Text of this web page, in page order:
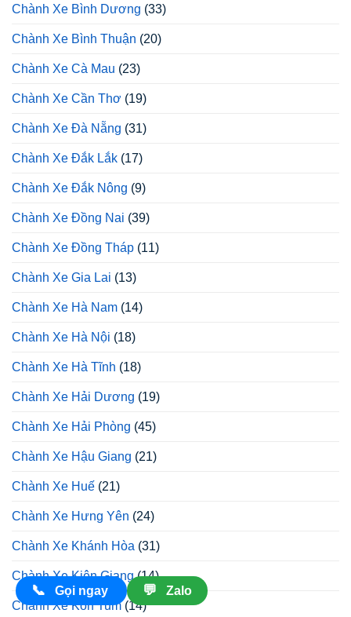
📞 Gọi ngay 💬 Zalo
Chành Xe Bình Dương (33)
Chành Xe Bình Thuận (20)
Chành Xe Cà Mau (23)
Chành Xe Cần Thơ (19)
Chành Xe Đà Nẵng (31)
Chành Xe Đắk Lắk (17)
Chành Xe Đắk Nông (9)
Chành Xe Đồng Nai (39)
Chành Xe Đồng Tháp (11)
Chành Xe Gia Lai (13)
Chành Xe Hà Nam (14)
Chành Xe Hà Nội (18)
Chành Xe Hà Tĩnh (18)
Chành Xe Hải Dương (19)
Chành Xe Hải Phòng (45)
Chành Xe Hậu Giang (21)
Chành Xe Huế (21)
Chành Xe Hưng Yên (24)
Chành Xe Khánh Hòa (31)
Chành Xe Kiên Giang(14)
Chành Xe Kon Tum(14)